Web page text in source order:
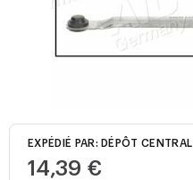
EXPÉDIÉ PAR: DÉPÔT CENTRAL
14,39 €